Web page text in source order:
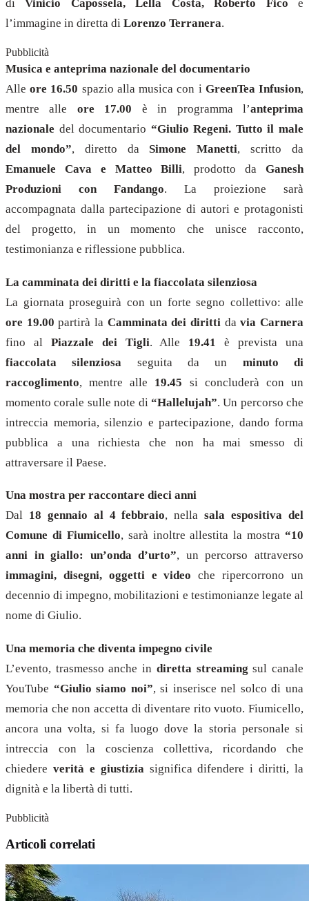
diVinicio Capossela, Lella Costa, Roberto Fico e
l’immagine in diretta di Lorenzo Terranera.
Pubblicità
Musica e anteprima nazionale del documentario
Alleore 16.50 spazio alla musica con i GreenTea Infusion,
mentre alle ore 17.00 è in programma l’anteprima
nazionale del documentario “Giulio Regeni. Tutto il male
del mondo”, diretto da Simone Manetti, scritto da
Emanuele Cava e Matteo Billi, prodotto daGanesh
Produzioni con Fandango. La proiezione sarà
accompagnata dalla partecipazione di autori e protagonisti
del progetto, in un momento che unisce racconto,
testimonianza e riflessione pubblica.
La camminata dei diritti e la fiaccolata silenziosa
La giornata proseguirà con un forte segno collettivo: alle
ore 19.00 partirà la Camminata dei diritti davia Carnera
fino al Piazzale dei Tigli. Alle 19.41
è prevista una
fiaccolata silenziosa seguita da un minuto di
raccoglimento, mentre alle 19.45 si concluderà con un
momento corale sulle note di “Hallelujah”. Un percorso che
intreccia memoria, silenzio e partecipazione, dando forma
pubblica a una richiesta che non ha mai smesso di
attraversare il Paese.
Una mostra per raccontare dieci anni
Dal 18 gennaio al 4 febbraio, nellasala espositiva del
Comune di Fiumicello, sarà inoltre allestita la mostra “10
anni in giallo: un’onda d’urto”, un percorso attraverso
immagini, disegni, oggetti e video che ripercorrono un
decennio di impegno, mobilitazioni e testimonianze legate al
nome di Giulio.
Una memoria che diventa impegno civile
L’evento, trasmesso anche in diretta streaming sul canale
YouTube “Giulio siamo noi”, si inserisce nel solco di una
memoria che non accetta di diventare rito vuoto. Fiumicello,
ancora una volta, si fa luogo dove la storia personale si
intreccia con la coscienza collettiva, ricordando che
chiedere verità e giustiziasignifica difendere i diritti, la
dignità e la libertà di tutti.
Pubblicità
Articoli correlati